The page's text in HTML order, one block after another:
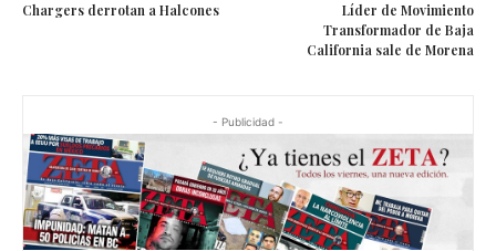
Chargers derrotan a Halcones
Líder de Movimiento
Transformador de Baja
California sale de Morena
- Publicidad -